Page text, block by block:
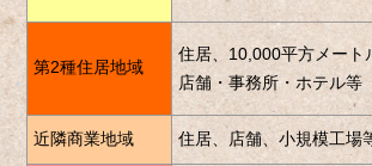
第2種住居地域
住居、10,000平方メート
店舗・事務所・ホテル等
近隣商業地域 住居、店舗、小規模工場